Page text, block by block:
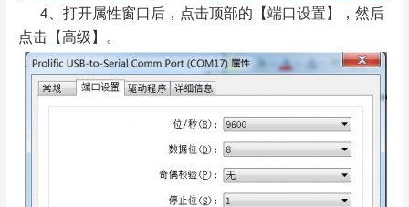
4、打开属性窗口后，点击顶部的【端口设置】，然后
点击【高级】。